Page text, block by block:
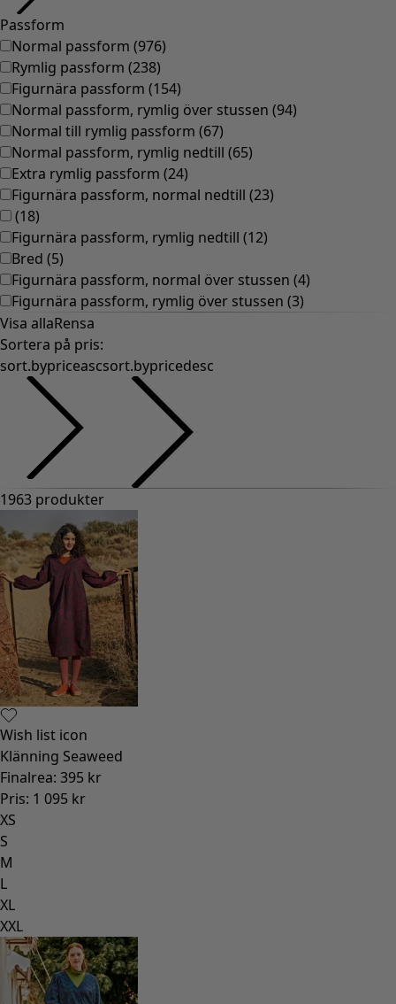
Lantlig inredning
Rolig inredning
Färgglad inredning
Blommig inredning
Natur
Bohemisk inredning
Skandinavisk inredning
Mysig inredning